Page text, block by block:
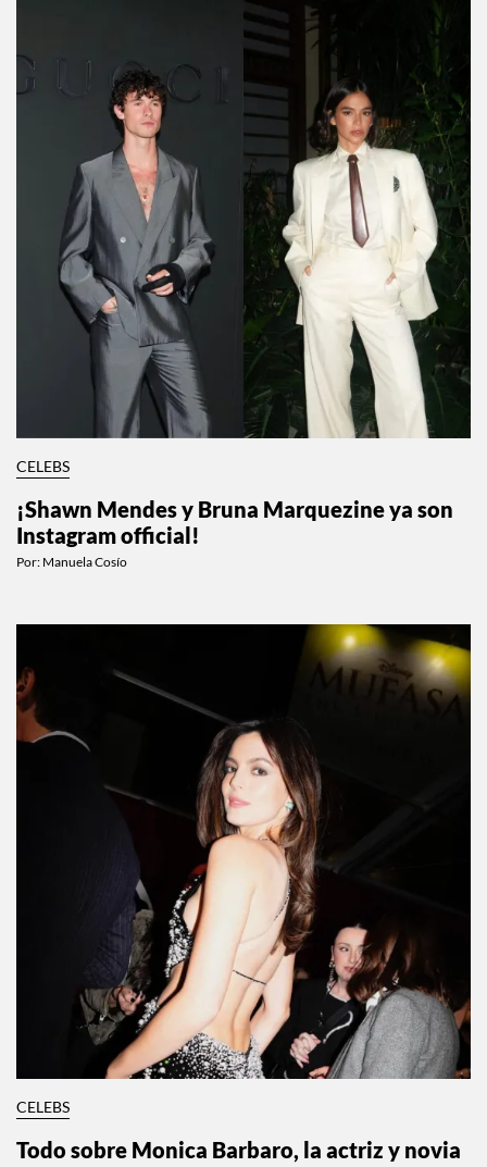
CELEBS
¡Shawn Mendes y Bruna Marquezine ya son
Instagram official!
Por: Manuela Cosío
CELEBS
Todo sobre Monica Barbaro, la actriz y novia